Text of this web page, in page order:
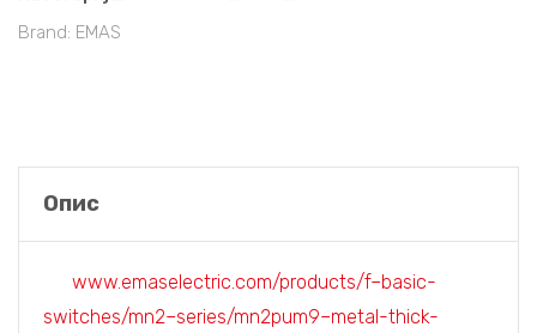
Brand: EMAS
Опис
www.emaselectric.com/products/f–basic-
switches/mn2–series/mn2pum9–metal-thick-